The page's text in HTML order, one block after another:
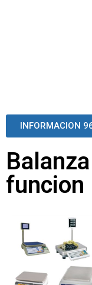
INFORMACION
funcion